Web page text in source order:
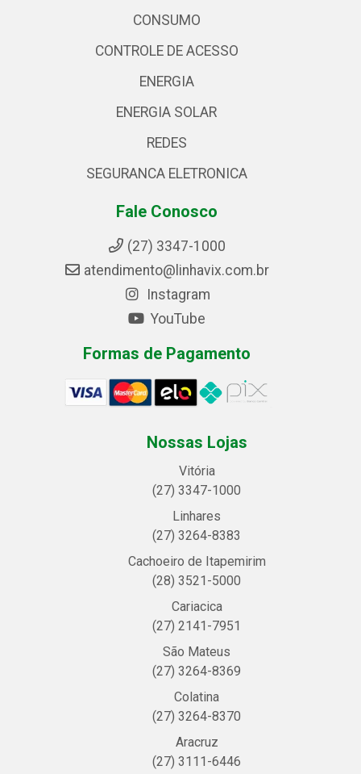
CONSUMO
CONTROLE DE ACESSO
ENERGIA
ENERGIA SOLAR
REDES
SEGURANCA ELETRONICA
Fale Conosco
(27) 3347-1000
atendimento@linhavix.com.br
Instagram
YouTube
Formas de Pagamento
Nossas Lojas
Vitória
(27) 3347-1000
Linhares
(27) 3264-8383
Cachoeiro de Itapemirim
(28) 3521-5000
Cariacica
(27) 2141-7951
São Mateus
(27) 3264-8369
Colatina
(27) 3264-8370
Aracruz
(27) 3111-6446